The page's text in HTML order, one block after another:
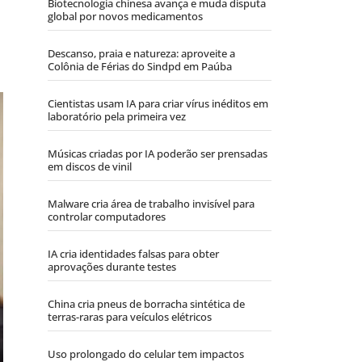
Biotecnologia chinesa avança e muda disputa
global por novos medicamentos
Descanso, praia e natureza: aproveite a
Colônia de Férias do Sindpd em Paúba
Cientistas usam IA para criar vírus inéditos em
laboratório pela primeira vez
Músicas criadas por IA poderão ser prensadas
em discos de vinil
Malware cria área de trabalho invisível para
controlar computadores
IA cria identidades falsas para obter
aprovações durante testes
China cria pneus de borracha sintética de
terras-raras para veículos elétricos
Uso prolongado do celular tem impactos